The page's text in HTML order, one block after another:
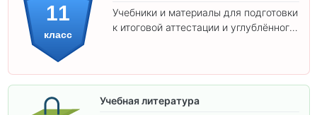
11
класс
Учебники и материалы для подготовки
к итоговой аттестации и углублённого
Учебная литература